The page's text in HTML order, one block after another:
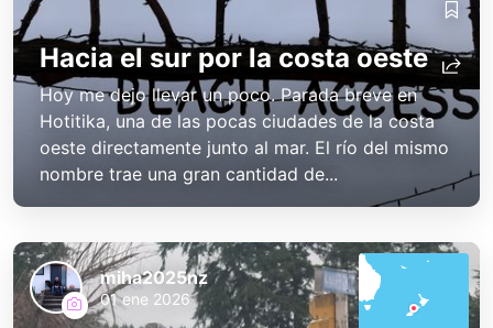
Hacia el sur por la costa oeste
Hoy me dejo llevar un poco. Parada breve en
Hotitika, una de las pocas ciudades de la costa
oeste directamente junto al mar. El río del mismo
nombre trae una gran cantidad de...
miha2025nz
01 ene 2026